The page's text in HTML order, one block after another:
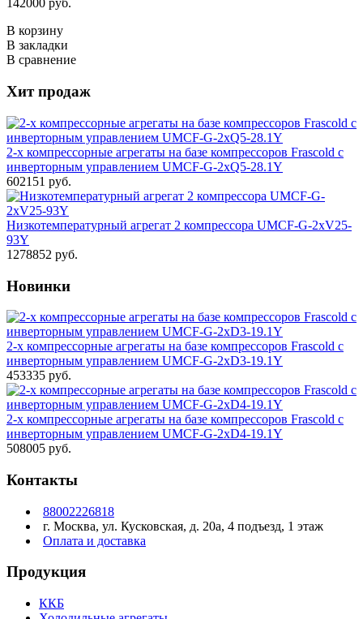
142000 руб.
В корзину
В закладки
В сравнение
Хит продаж
2-х компрессорные агрегаты на базе компрессоров Frascold с
инверторным управлением UMCF-G-2xQ5-28.1Y
602151 руб.
Низкотемпературный агрегат 2 компрессора UMCF-G-2хV25-
93Y
1278852 руб.
Новинки
2-х компрессорные агрегаты на базе компрессоров Frascold с
инверторным управлением UMCF-G-2xD3-19.1Y
453335 руб.
2-х компрессорные агрегаты на базе компрессоров Frascold с
инверторным управлением UMCF-G-2xD4-19.1Y
508005 руб.
Контакты
88002226818
г. Москва, ул. Кусковская, д. 20а, 4 подъезд, 1 этаж
Оплата и доставка
Продукция
ККБ